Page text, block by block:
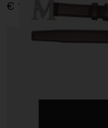
€ 190,00